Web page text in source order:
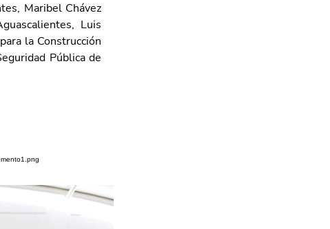
Maribel Chávez
Luis
la Construcción
Pública de